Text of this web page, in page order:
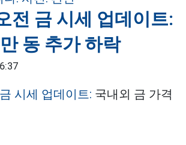
전 금 시세 업데이트:
동 추가 하락
금 시세 업데이트: 국내외 금 가격